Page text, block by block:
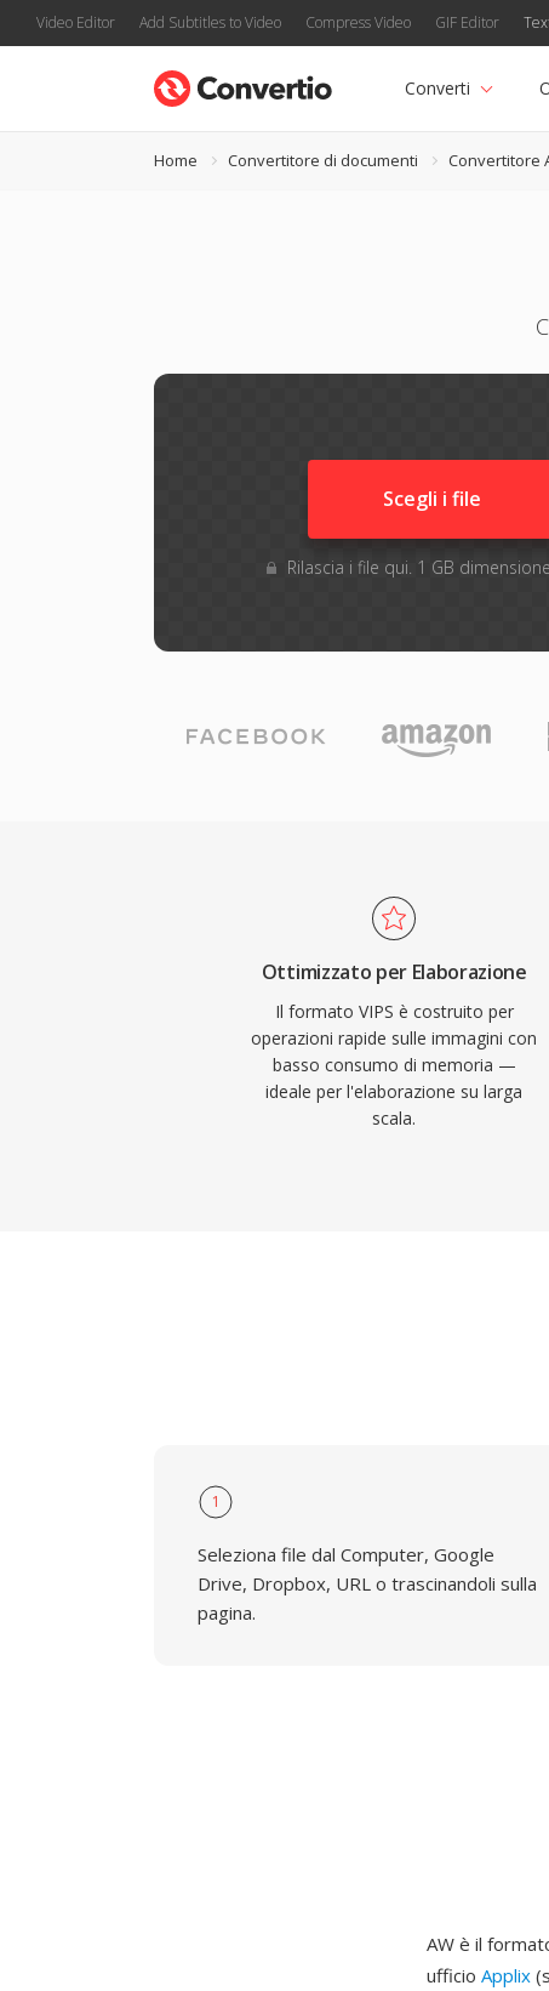
Video Editor Add Subtitles to Video Compress Video GIF Editor
Converti
Home Convertitore di documenti Convertitore
Scegli i file
Rilascia i file qui. 1 GB
Ottimizzato per Elaborazione
Il formato VIPS è costruito per
operazioni rapide sulle immagini con
basso consumo di memoria —
ideale per l'elaborazione su larga
scala.
1
Seleziona file dal Computer, Google
Drive, Dropbox, URL o trascinandoli sulla
pagina.
AW è il
ufficio Applix